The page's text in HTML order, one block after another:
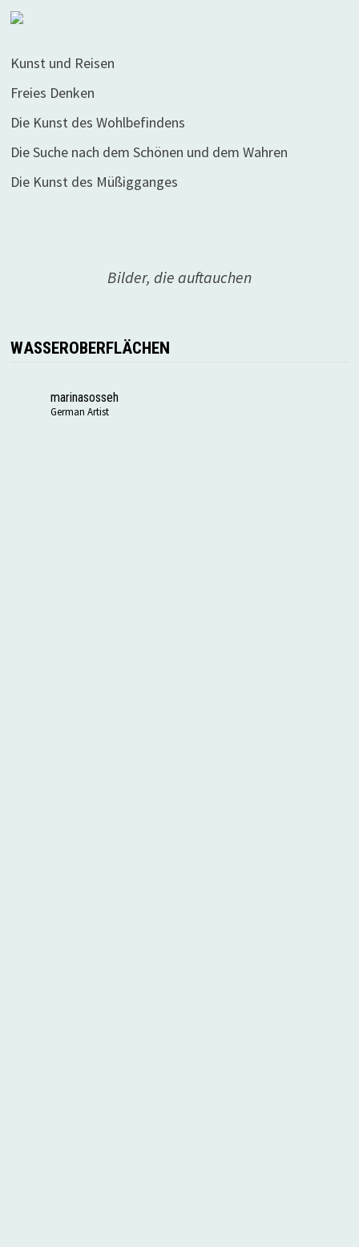
Kunst und Reisen
Freies Denken
Die Kunst des Wohlbefindens
Die Suche nach dem Schönen und dem Wahren
Die Kunst des Müßigganges
Bilder, die auftauchen
WASSEROBERFLÄCHEN
marinasosseh
German Artist